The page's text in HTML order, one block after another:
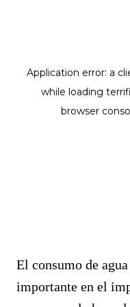
El consumo de
importante en el